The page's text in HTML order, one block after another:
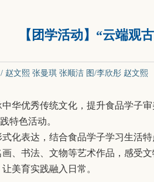
【团学活动】“云端观
/ 赵文熙 张曼琪 张顺洁 图/李欣彤 赵
华优秀传统文化，提升食品学子
特色活动。
化表达，结合食品学子学习生活
、书法、文物等艺术作品，感受
美育实践融入日常。